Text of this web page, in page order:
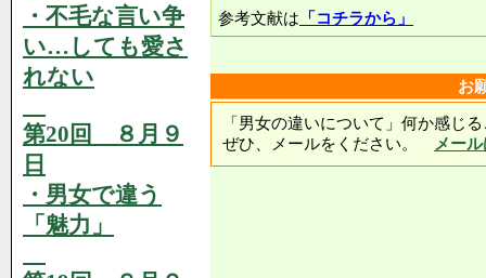
・不毛な言い争
い…しても愛さ
れない
第20回 ８月９
日
・男女で違う
「魅力」
参考文献は 「コチラから」
お
「男女の違いについて」何か感じ
ぜひ、メールをください。
メー